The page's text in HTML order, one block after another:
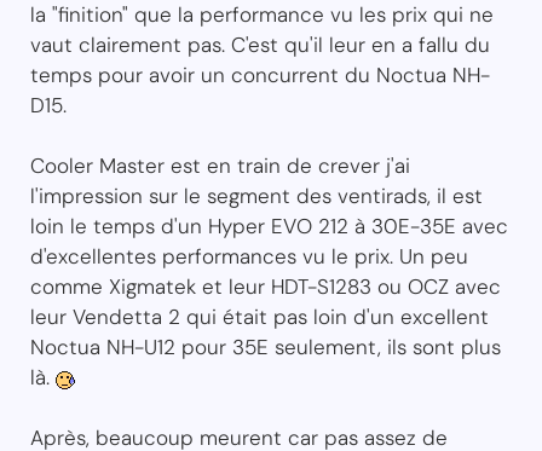
la "finition" que la performance vu les prix qui ne
vaut clairement pas. C'est qu'il leur en a fallu du
temps pour avoir un concurrent du Noctua NH-
D15.
Cooler Master est en train de crever j'ai
l'impression sur le segment des ventirads, il est
loin le temps d'un Hyper EVO 212 à 30E-35E avec
d'excellentes performances vu le prix. Un peu
comme Xigmatek et leur HDT-S1283 ou OCZ avec
leur Vendetta 2 qui était pas loin d'un excellent
Noctua NH-U12 pour 35E seulement, ils sont plus
là.
Après, beaucoup meurent car pas assez de